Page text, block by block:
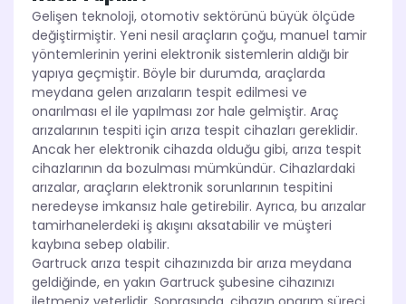
Gelişen teknoloji, otomotiv sektörünü büyük ölçüde
değiştirmiştir. Yeni nesil araçların çoğu, manuel tamir
yöntemlerinin yerini elektronik sistemlerin aldığı bir
yapıya geçmiştir. Böyle bir durumda, araçlarda
meydana gelen arızaların tespit edilmesi ve
onarılması el ile yapılması zor hale gelmiştir. Araç
arızalarının tespiti için arıza tespit cihazları gereklidir.
Ancak her elektronik cihazda olduğu gibi, arıza tespit
cihazlarının da bozulması mümkündür. Cihazlardaki
arızalar, araçların elektronik sorunlarının tespitini
neredeyse imkansız hale getirebilir. Ayrıca, bu arızalar
tamirhanelerdeki iş akışını aksatabilir ve müşteri
kaybına sebep olabilir.
Gartruck arıza tespit cihazınızda bir arıza meydana
geldiğinde, en yakın Gartruck şubesine cihazınızı